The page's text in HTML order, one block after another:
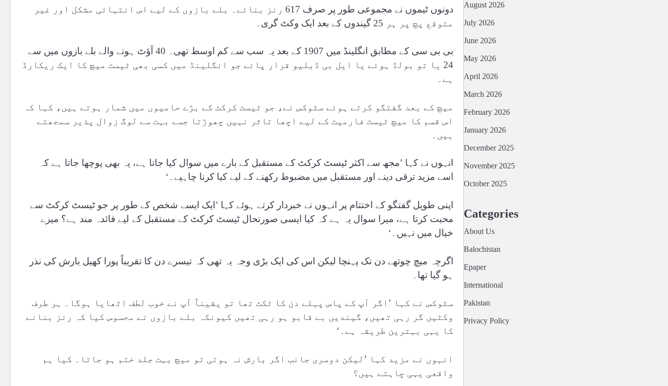
دونوں ٹیموں نے مجموعی طور پر صرف 617 رنز بنائے۔ بلے بازوں کے لیے اس انتہائی مشکل اور غیر
متوقع پچ پر ہر 25 گیندوں کے بعد ایک وکٹ گری۔
بی بی سی کے مطابق انگلینڈ میں 1907 کے بعد یہ سب سے کم اوسط تھی۔ 40 آؤٹ ہونے والے بلے بازوں میں سے
24 یا تو بولڈ ہوئے یا ایل بی ڈبلیو قرار پائے جو انگلینڈ میں کسی بھی ٹیسٹ میچ کا ایک ریکارڈ
ہے۔
میچ کے بعد گفتگو کرتے ہوئے سٹوکس نے، جو ٹیسٹ کرکٹ کے بڑے حامیوں میں شمار ہوتے ہیں، کہا کہ
اس قسم کا میچ ٹیسٹ فارمیٹ کے لیے اچھا تاثر نہیں چھوڑتا جسے بہت سے لوگ زوال پذیر سمجھتے
ہیں۔
انہوں نے کہا ’مجھ سے اکثر ٹیسٹ کرکٹ کے مستقبل کے بارے میں سوال کیا جاتا ہے، یہ بھی پوچھا جاتا ہے کہ
اسے مزید ترقی دینے اور مستقبل میں مضبوط رکھنے کے لیے کیا کرنا چاہیے۔‘
اپنی طویل گفتگو کے اختتام پر انہوں نے خبردار کرتے ہوئے کہا ’ایک ایسے شخص کے طور پر جو ٹیسٹ کرکٹ سے
محبت کرتا ہے، میرا سوال یہ ہے کہ کیا ایسی صورتحال ٹیسٹ کرکٹ کے مستقبل کے لیے فائدہ مند ہے؟ میرے
خیال میں نہیں۔‘
اگرچہ میچ چوتھے دن تک پہنچا لیکن اس کی ایک بڑی وجہ یہ تھی کہ تیسرے دن کا تقریباً پورا کھیل بارش کی نذر
ہو گیا تھا۔
سٹوکس نے کہا ’اگر آپ کے پاس پہلے دن کا ٹکٹ تھا تو یقیناً آپ نے خوب لطف اٹھایا ہوگا۔ ہر طرف
وکٹیں گر رہی تھیں، گیندیں بے قابو ہو رہی تھیں کیونکہ بلے بازوں نے محسوس کیا کہ رنز بنانے
کا یہی بہترین طریقہ ہے۔‘
انہوں نے مزید کہا ’لیکن دوسری جانب اگر بارش نہ ہوتی تو میچ بہت جلد ختم ہو جاتا۔ کیا ہم
واقعی یہی چاہتے ہیں؟
August 2026
July 2026
June 2026
May 2026
April 2026
March 2026
February 2026
January 2026
December 2025
November 2025
October 2025
Categories
About Us
Balochistan
Epaper
International
Pakistan
Privacy Policy